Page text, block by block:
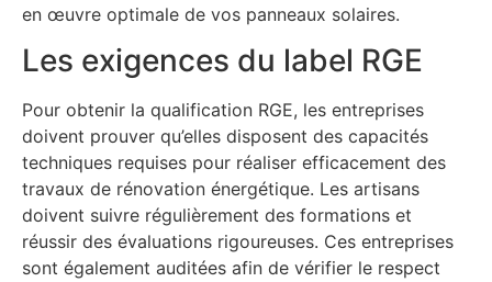
en œuvre optimale de vos panneaux solaires.
Les exigences du label RGE
Pour obtenir la qualification RGE, les entreprises
doivent prouver qu’elles disposent des capacités
techniques requises pour réaliser efficacement des
travaux de rénovation énergétique. Les artisans
doivent suivre régulièrement des formations et
réussir des évaluations rigoureuses. Ces entreprises
sont également auditées afin de vérifier le respect